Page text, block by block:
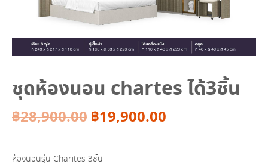
ชุดห้องนอน chartes ได้3ชิ้น
฿28,900.00Original
฿19,900.00
ห้องนอนรุ่น Charites 3ชิ้น